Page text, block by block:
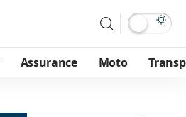
Assurance Moto